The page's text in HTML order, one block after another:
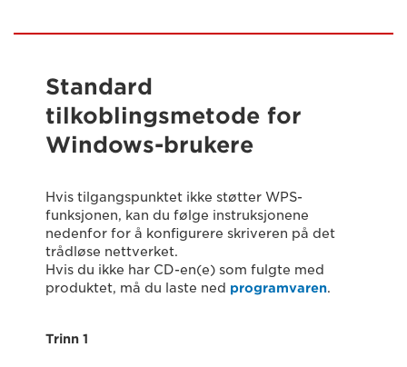
Standard
tilkoblingsmetode for
Windows-brukere
Hvis tilgangspunktet ikke støtter WPS-
funksjonen, kan du følge instruksjonene
nedenfor for å konfigurere skriveren på det
trådløse nettverket.
Hvis du ikke har CD-en(e) som fulgte med
produktet, må du laste ned programvaren.
Trinn 1